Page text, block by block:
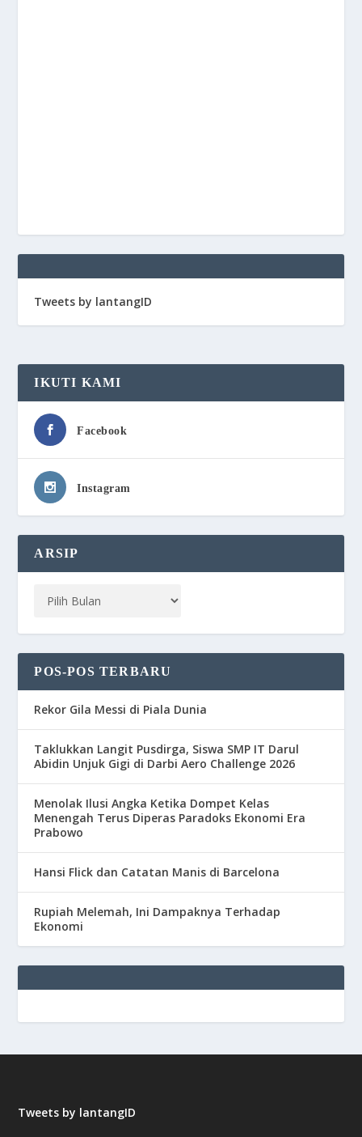
Tweets by lantangID
IKUTI KAMI
Facebook
Instagram
ARSIP
POS-POS TERBARU
Rekor Gila Messi di Piala Dunia
Taklukkan Langit Pusdirga, Siswa SMP IT Darul
Abidin Unjuk Gigi di Darbi Aero Challenge 2026
Menolak Ilusi Angka Ketika Dompet Kelas
Menengah Terus Diperas Paradoks Ekonomi Era
Prabowo
Hansi Flick dan Catatan Manis di Barcelona
Rupiah Melemah, Ini Dampaknya Terhadap
Ekonomi
Tweets by lantangID